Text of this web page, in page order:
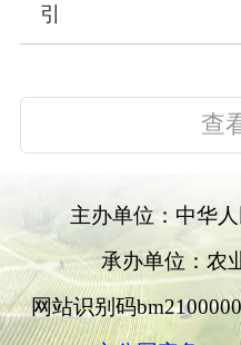
引
查
主办单位：中华
承办单位：农
网站识别码